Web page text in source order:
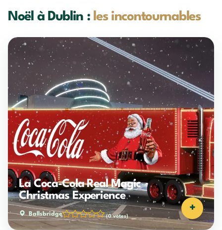
Noël à Dublin : les incontournables
La Coca-Cola Real Magic
Christmas Experience
Ballsbridge (0 votes)
+